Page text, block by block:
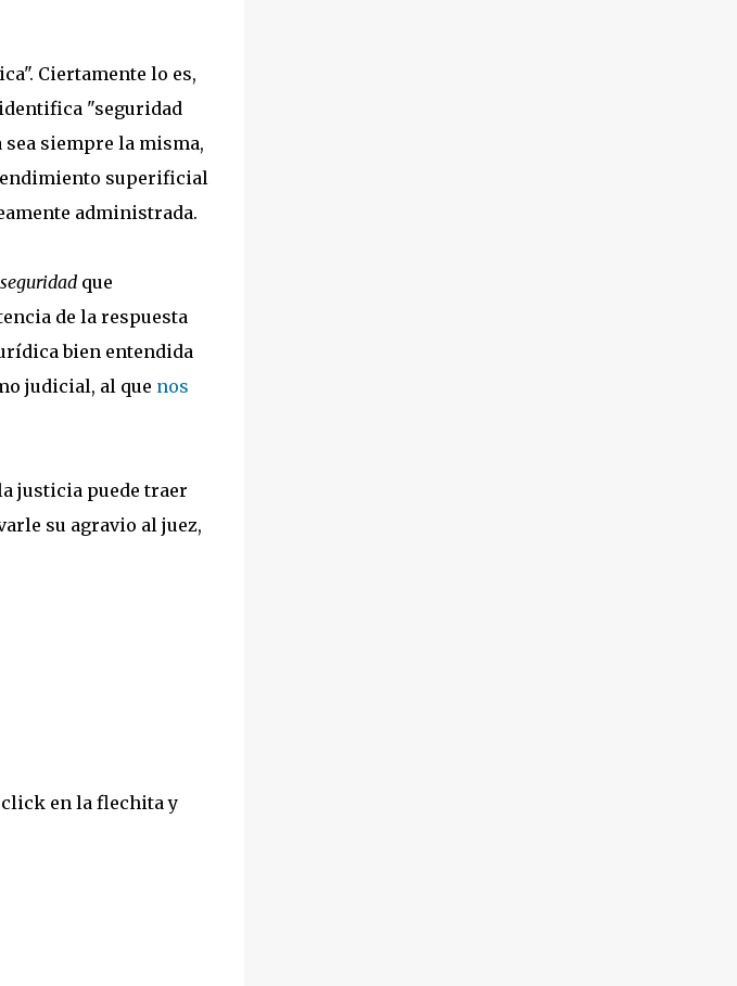
Ciertamente lo es,
"seguridad
siempre la misma,
superificial
administrada.
seguridad que
de la respuesta
bien entendida
judicial, al que nos
justicia puede traer
su agravio al juez,
en la flechita y